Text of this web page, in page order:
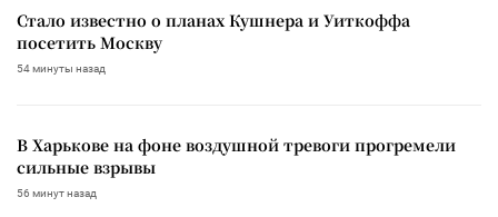
Стало известно о планах Кушнера и Уиткоффа
посетить Москву
54 минуты назад
В Харькове на фоне воздушной тревоги прогремели
сильные взрывы
56 минут назад